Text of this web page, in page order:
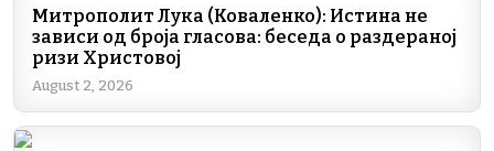
b
o
o
k
dI
n
a
A
p
Li
n
Митрополит Лука (Коваленко): Истина не
зависи од броја гласова: беседа о раздераној
ризи Христовој
August 2, 2026